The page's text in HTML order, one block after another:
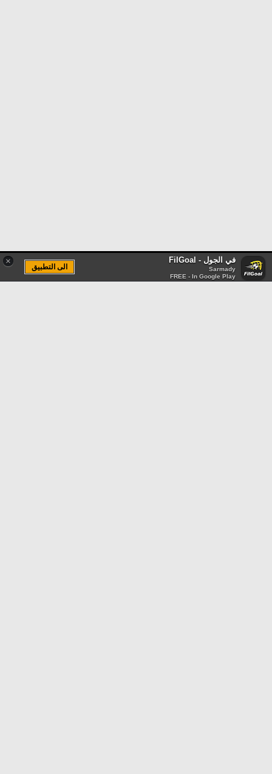
× في الجول - FilGoal
Sarmady
FREE - In Google Play
الى التطبيق